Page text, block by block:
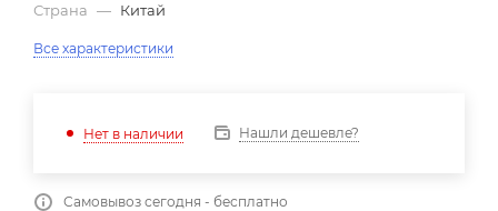
Страна — Китай
Все характеристики
Нет в наличии Нашли дешевле?
Самовывоз сегодня - бесплатно